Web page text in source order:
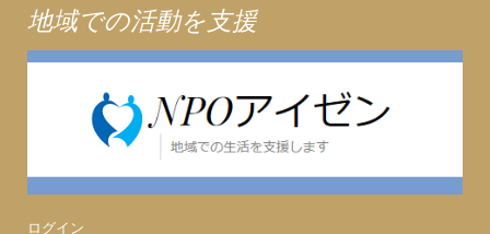
地域での活動を支援
ログイン